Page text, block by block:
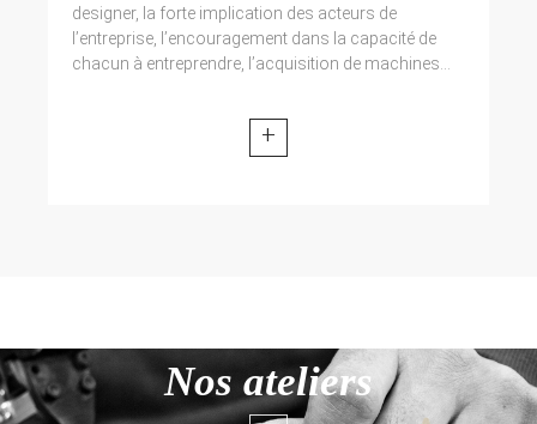
designer, la forte implication des acteurs de
l’entreprise, l’encouragement dans la capacité de
chacun à entreprendre, l’acquisition de machines...
+
Nos ateliers